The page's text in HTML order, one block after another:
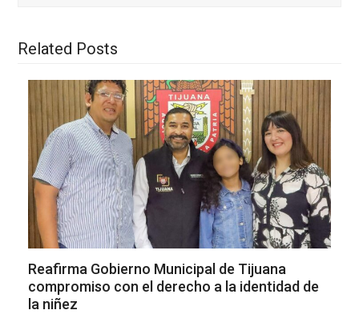
Related Posts
Reafirma Gobierno Municipal de Tijuana
compromiso con el derecho a la identidad de
la niñez